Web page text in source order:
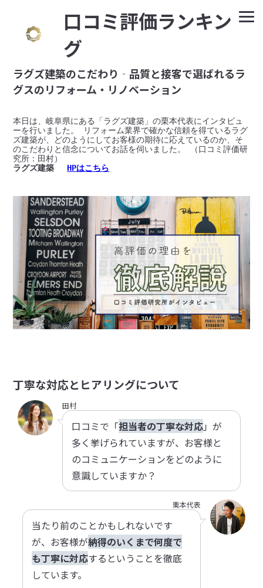
⼝コミ評価ランキン
グ
ラグズ建築のこだわり‐品質と接客で選ばれるラ
グスのリフォーム・リノベーション
本日は、岐阜県にある「ラグズ建築」の栗本代表にインタビュ
ーを行いました。 リフォーム業界で確かな信頼を得ているラグ
ズ建築が、どのようにしてお客様の期待に応えているのか、そ
のこだわりと信念についてお話を伺いました。 （口コミ評価研
究所：田村）
ラグズ建築 HPはこちら
丁寧な対応とヒアリングについて
田村
口コミで「担当者の丁寧な対応」が
多く挙げられていますが、お客様と
のコミュニケーションをどのように
意識していますか？
栗本代表
当たり前のことかもしれないです
が、お客様が納得のいくまで何度で
も丁寧に対応するということを徹底
しています。